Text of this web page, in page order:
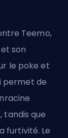
Teemo,
son
le poke et
permet de
tandis que
furtivité. Le